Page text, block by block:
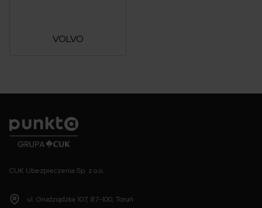
VOLVO
CUK Ubezpieczenia Sp. z o.o.
ul. Grudziądzka 107, 87-100, Toruń